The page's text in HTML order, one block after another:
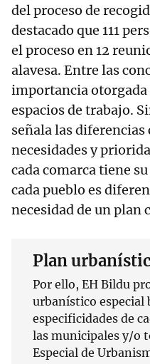
del proceso de
destacado que 111
el proceso en 12
alavesa. Entre las
importancia otorgada
espacios de trabajo.
señala las diferencias
necesidades y
cada comarca tiene
cada pueblo es
necesidad de un plan
Plan
Por ello, EH Bildu
urbanístico especial
especificidades de
las municipales y/o
Especial de